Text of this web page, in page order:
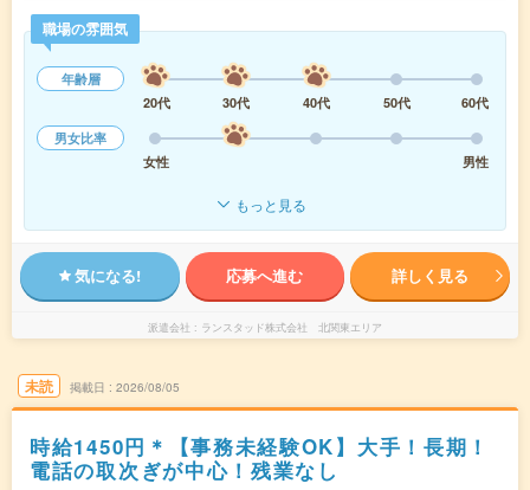
職場の雰囲気
年齢層
20代
30代 40代 50代
60代
男女比率
女性
男性
もっと見る
気になる! 応募へ進む 詳しく見る
派遣会社 ランスタッド株式会社 北関東エリア
未読 掲載日 2026/08/05
時給1450円＊【事務未経験OK】大手！長期！
電話の取次ぎが中心！残業なし